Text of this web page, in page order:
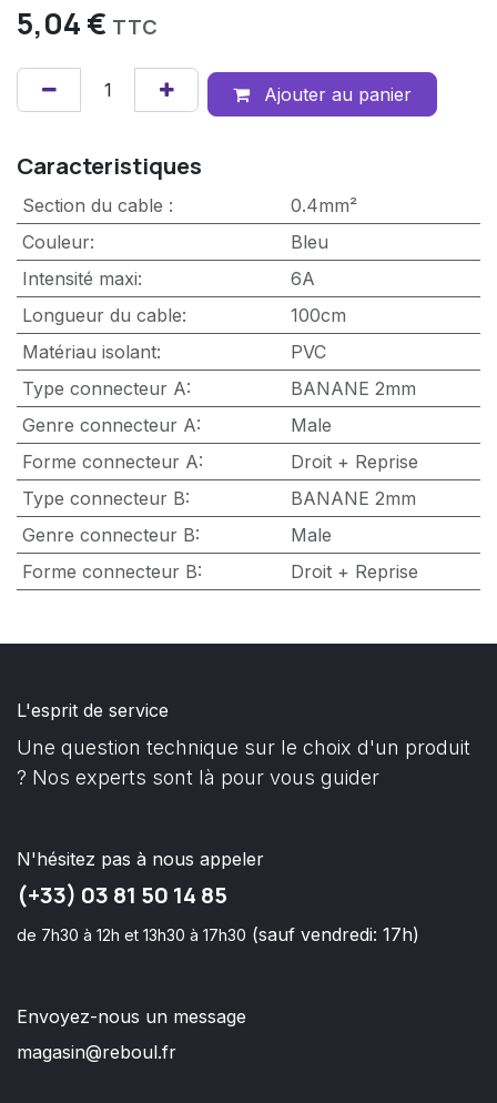
5,04€ TTC
Ajouter au panier
Caracteristiques
Section du cable :
0.4mm²
Couleur:
Bleu
Intensité maxi:
6A
Longueur du cable:
100cm
Matériau isolant:
PVC
Type connecteur A:
BANANE 2mm
Genre connecteur A:
Male
Forme connecteur A:
Droit + Reprise
Type connecteur B:
BANANE 2mm
Genre connecteur B:
Male
Forme connecteur B: Droit + Reprise
L'esprit de service
Une question technique sur le choix d'un produit
? Nos experts sont là pour vous guider
N'hésitez pas à nous appeler
(+33) 03 81 50 14 85
de 7h30 à 12h et 13h30 à 17h30 (sauf vendredi: 17h)
Envoyez-nous un message
magasin@reboul.fr